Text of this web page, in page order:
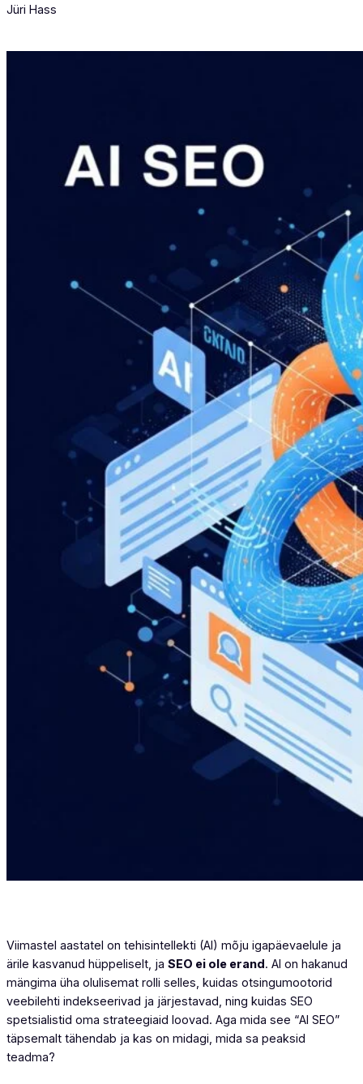
Jüri Hass
Viimastel aastatel on tehisintellekti (AI) mõju igapäevaelule ja
ärile kasvanud hüppeliselt, ja SEO ei ole erand. AI on hakanud
mängima üha olulisemat rolli selles, kuidas otsingumootorid
veebilehti indekseerivad ja järjestavad, ning kuidas SEO
spetsialistid oma strateegiaid loovad. Aga mida see “AI SEO”
täpsemalt tähendab ja kas on midagi, mida sa peaksid
teadma?